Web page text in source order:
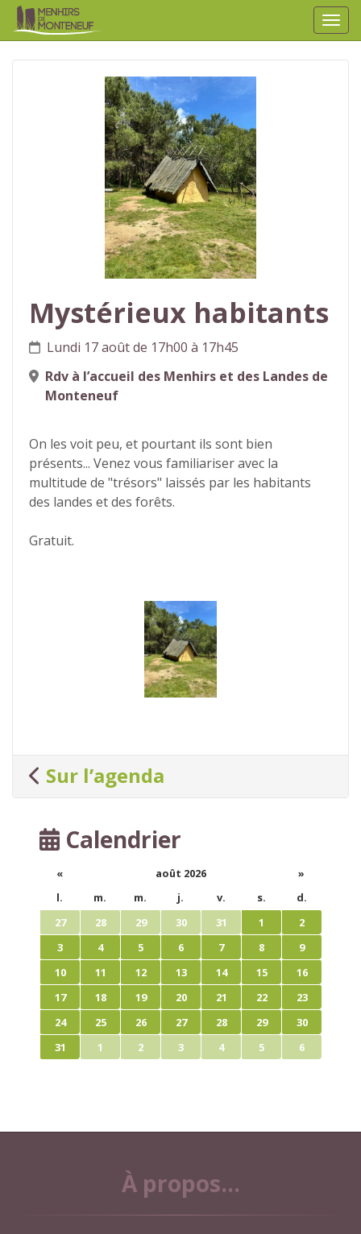
Mystérieux habitants
Lundi 17 août de 17h00 à 17h45
Rdv à l’accueil des Menhirs et des Landes de
Monteneuf
On les voit peu, et pourtant ils sont bien
présents... Venez vous familiariser avec la
multitude de "trésors" laissés par les habitants
des landes et des forêts.
Gratuit.
Sur l’agenda
Calendrier
« août 2026
»
l.
m. m. j. v. s.
d.
27
28 29 30 31 1
2
3
4 5 6 7 8
9
10
11 12 13 14 15
16
17
18 19 20 21 22
23
24
25 26 27 28 29
30
31
1 2 3 4 5 6
À propos...